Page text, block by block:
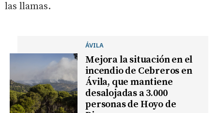
las llamas.
ÁVILA
Mejora la situación en el
incendio de Cebreros en
Ávila, que mantiene
desalojadas a 3.000
personas de Hoyo de